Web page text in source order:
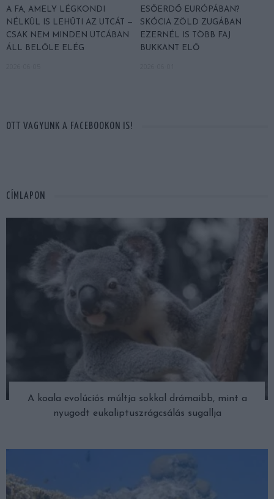
A FA, AMELY LÉGKONDI
NÉLKÜL IS LEHŰTI AZ UTCÁT —
CSAK NEM MINDEN UTCÁBAN
ÁLL BELŐLE ELÉG
ESŐERDŐ EURÓPÁBAN?
SKÓCIA ZÖLD ZUGÁBAN
EZERNÉL IS TÖBB FAJ
BUKKANT ELŐ
OTT VAGYUNK A FACEBOOKON IS!
CÍMLAPON
A koala evolúciós múltja sokkal drámaibb, mint a
nyugodt eukaliptuszrágcsálás sugallja